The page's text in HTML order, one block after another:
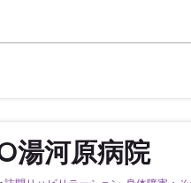
湯河原病院